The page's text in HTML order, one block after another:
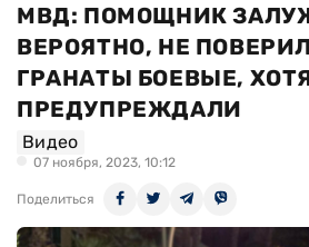
МВД: ПОМОЩНИК
ВЕРОЯТНО, НЕ
ГРАНАТЫ БОЕВЫЕ,
ПРЕДУПРЕЖДАЛИ
Видео
07 ноября, 2023, 10:12
Поделиться